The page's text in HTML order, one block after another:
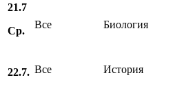
21.7
Ср.
Все Биология
22.7. Все История